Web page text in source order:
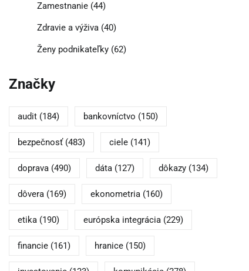
Zamestnanie(44)
Zdravie a výživa(40)
Ženy podnikateľky(62)
Značky
audit(184) bankovníctvo (150)
bezpečnosť(483) ciele(141)
doprava(490) dáta(127) dôkazy(134)
dôvera(169) ekonometria(160)
etika(190) európska integrácia(229)
financie(161) hranice(150)